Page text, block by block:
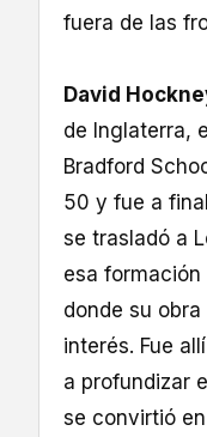
fuera de las
David
de Inglaterra,
Bradford
50 y fue a
se trasladó a
esa
donde su
interés. Fue
a profundizar
se convirtió